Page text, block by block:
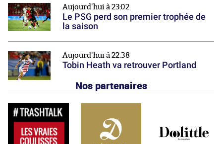
Aujourd'hui à 23:02
Le PSG perd son premier trophée de
la saison
Aujourd'hui à 22:38
Tobin Heath va retrouver Portland
Nos partenaires